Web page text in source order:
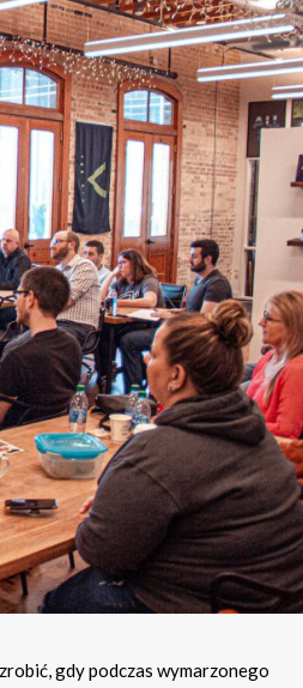
gdy podczas wymarzonego